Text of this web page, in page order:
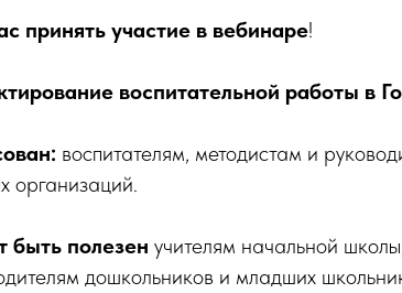
принять участие в вебинаре!
воспитательной работы в
воспитателям, методистам и
организаций.
быть полезен учителям начальной
дошкольников и младших